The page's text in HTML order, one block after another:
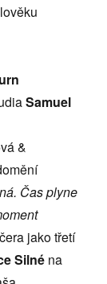
Samuel
&
Čas plyne
jako třetí
Silné na